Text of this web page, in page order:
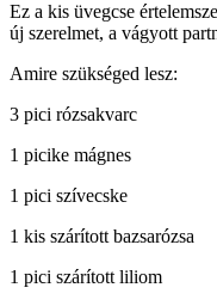
Ez a kis üvegcse
új szerelmet, a vágyott
Amire szükséged lesz:
3 pici rózsakvarc
1 picike mágnes
1 pici szívecske
1 kis szárított bazsarózsa
1 pici szárított liliom